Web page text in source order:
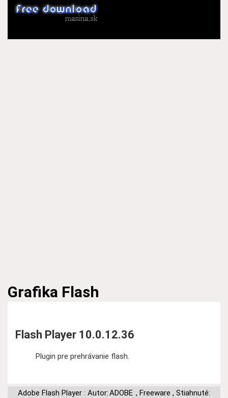
Grafika Flash
Flash Player 10.0.12.36
Plugin pre prehrávanie flash.
Adobe Flash Player : Autor:ADOBE , Freeware , Stiahnuté: